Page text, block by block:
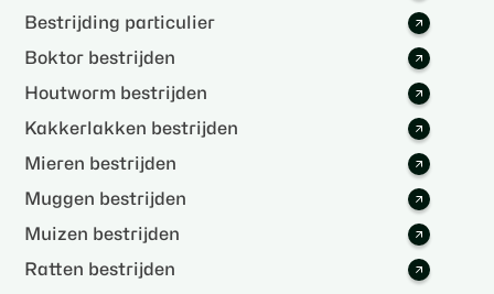
Bestrijding particulier
Boktor bestrijden
Houtworm bestrijden
Kakkerlakken bestrijden
Mieren bestrijden
Muggen bestrijden
Muizen bestrijden
Ratten bestrijden